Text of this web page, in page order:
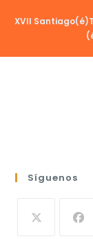
XVII
Síguenos